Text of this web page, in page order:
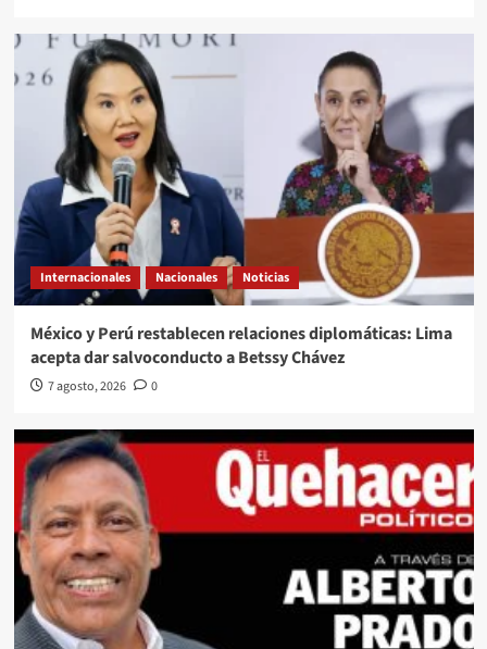
Internacionales Nacionales Noticias
México y Perú restablecen relaciones diplomáticas: Lima
acepta dar salvoconducto a Betssy Chávez
7 agosto, 2026 0